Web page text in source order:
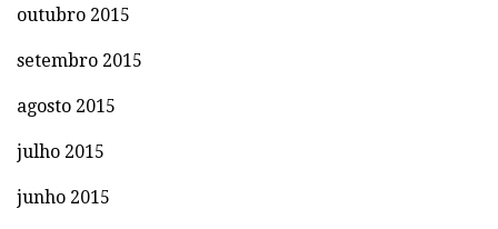
outubro 2015
setembro 2015
agosto 2015
julho 2015
junho 2015